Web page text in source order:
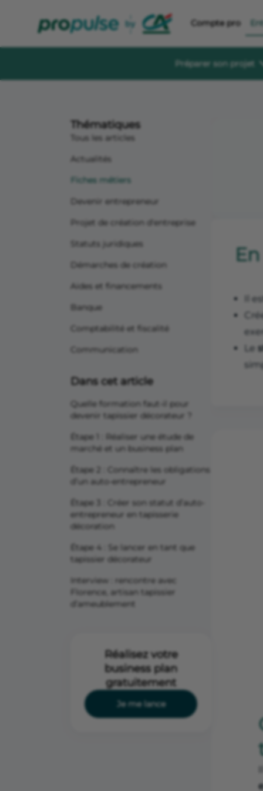
Compte pro
Préparer son projet
Thématiques
Tous les articles
Actualités
Fiches métiers
Devenir entrepreneur
Projet de création d'entreprise
Statuts juridiques
Démarches de création
Aides et financements
Banque
Comptabilité et fiscalité
Communication
Dans cet article
Quelle formation faut-il pour
devenir tapissier décorateur ?
Étape 1 : Réaliser une étude de
marché et un business plan
Étape 2 : Connaître les obligations
d’un auto-entrepreneur
Étape 3 : Créer son statut d’auto-
entrepreneur en tapisserie
décoration
Étape 4 : Se lancer en tant que
tapissier décorateur
Interview : rencontre avec
Florence, artisan tapissier
d’ameublement
Réalisez votre
business plan
gratuitement
Je me lance
Il
Le